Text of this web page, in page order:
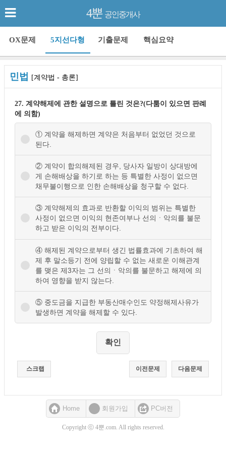
4뿐 공인중개사
OX문제 5지선다형 기출문제 핵심요약
민법 [계약법 - 총론]
27. 계약해제에 관한 설명으로 틀린 것은?(다툼이 있으면 판례
에 의함)
① 계약을 해제하면 계약은 처음부터 없었던 것으로
된다.
② 계약이 합의해제된 경우, 당사자 일방이 상대방에
게 손해배상을 하기로 하는 등 특별한 사정이 없으면
채무불이행으로 인한 손해배상을 청구할 수 없다.
③ 계약해제의 효과로 반환할 이익의 범위는 특별한
사정이 없으면 이익의 현존여부나 선의ㆍ악의를 불문
하고 받은 이익의 전부이다.
④ 해제된 계약으로부터 생긴 법률효과에 기초하여 해
제 후 말소등기 전에 양립할 수 없는 새로운 이해관계
를 맺은 제3자는 그 선의ㆍ악의를 불문하고 해제에 의
하여 영향을 받지 않는다.
⑤ 중도금을 지급한 부동산매수인도 약정해제사유가
발생하면 계약을 해제할 수 있다.
스크랩 다음문제
이전문제
Home 회원가입 PC버전
Copyright ⓒ 4뿐.com. All rights reserved.